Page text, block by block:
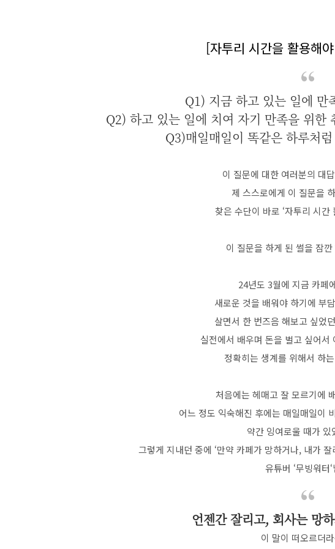
[자투리 시간을 활용해
Q1) 지금 하고 있는 일에 만
Q2) 하고 있는 일에 치여 자기 만족을 위한
Q3)매일매일이 똑같은 하루처
이 질문에 대한 여러분의 대
제 스스로에게 이 질문을
찾은 수단이 바로 ‘자투리 시간
이 질문을 하게 된 썰을 잠
24년도 3월에 지금 카페
새로운 것을 배워야 하기에 부
살면서 한 번즈음 해보고 싶었
실전에서 배우며 돈을 벌고 싶어서
정확히는 생계를 위해서 하
처음에는 헤매고 잘 모르기에
어느 정도 익숙해진 후에는 매일매일이
약간 잉여로울 때가 있
그렇게 지내던 중에 ‘만약 카페가 망하거나, 내가
유튜버 ‘무빙워터‘
언젠간 잘리고, 회사는 망
이 말이 떠오르더